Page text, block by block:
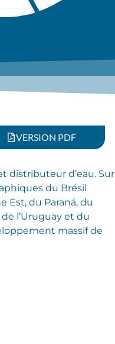
VERSION PDF
distributeur d’eau. Sur
du Brésil
Est, du Paraná, du
l’Uruguay et du
massif de